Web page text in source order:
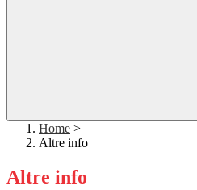
Home >
Altre info
Altre info